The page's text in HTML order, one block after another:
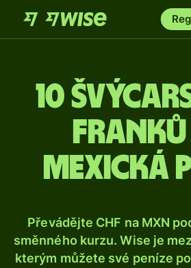
10
franků
mexická
Převádějte CHF na MXN
směnného kurzu. Wise je
kterým můžete své peníze